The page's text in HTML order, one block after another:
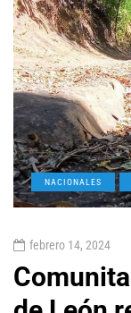
NACIONALES
febrero 14, 2024